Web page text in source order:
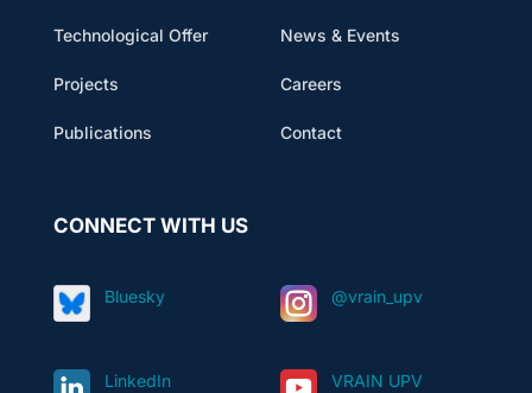
Technological Offer
Projects
Publications
News & Events
Careers
Contact
CONNECT WITH US
Bluesky @vrain_upv
LinkedIn VRAIN UPV